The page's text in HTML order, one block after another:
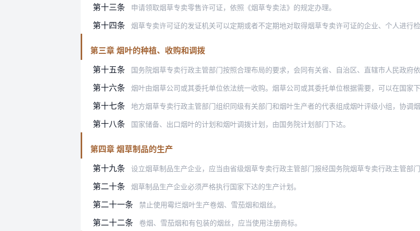
第十三条 申请领取烟草专卖零售许可证，依照《烟草专卖法》的规定办理。
第十四条 烟草专卖许可证的发证机关可以定期或者不定期地对取得烟草专卖许可证的企业、个人进行检查。经检查不符合《烟
第三章 烟叶的种植、收购和调拨
第十五条
国务院烟草专卖行政主管部门按照合理布局的要求，会同有关省、自治区、直辖市人民政府依据国家计
第十六条 烟叶由烟草公司或其委托单位依法统一收购。烟草公司或其委托单位根据需要，可以在国家下达烟叶收购计划的地区
第十七条 地方烟草专卖行政主管部门组织同级有关部门和烟叶生产者的代表组成烟叶评级小组，协调
第十八条 国家储备、出口烟叶的计划和烟叶调拨计划，由国务院计划部门下达。
第四章 烟草制品的生产
第十九条
设立烟草制品生产企业，应当由省级烟草专卖行政主管部门报经国务院烟草专卖行政主管部门批准，取得
第二十条 烟草制品生产企业必须严格执行国家下达的生产计划。
第二十一条 禁止使用霉烂烟叶生产卷烟、雪茄烟和烟丝。
第二十二条 卷烟、雪茄烟和有包装的烟丝，应当使用注册商标。